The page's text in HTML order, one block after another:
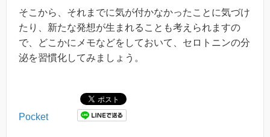
そこから、それまでに気が付かなかったことに気づけ
たり、新たな発想が生まれることも考えられますの
で、どこかにメモなどをしておいて、セロトニンの分
泌を習慣化してみましょう。
Pocket